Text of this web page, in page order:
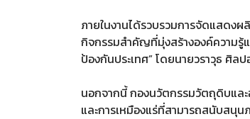
ภายในงานได้รวบรวมการจัดแสดง
กิจกรรมสำคัญที่มุ่งสร้างองค์ความรู้
ป้องกันประเทศ” โดยนายวราวุธ ศิล
นอกจากนี้ กองนวัตกรรมวัตถุดิบและ
และการเหมืองแร่ที่สามารถสนับสนุ